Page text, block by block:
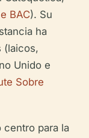
BAC). Su
ha
(laicos,
Unido e
Sobre
centro para la